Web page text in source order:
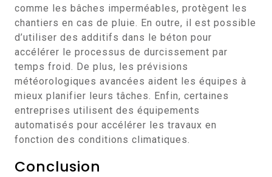
comme les bâches imperméables, protègent les
chantiers en cas de pluie. En outre, il est possible
d’utiliser des additifs dans le béton pour
accélérer le processus de durcissement par
temps froid. De plus, les prévisions
météorologiques avancées aident les équipes à
mieux planifier leurs tâches. Enfin, certaines
entreprises utilisent des équipements
automatisés pour accélérer les travaux en
fonction des conditions climatiques.
Conclusion